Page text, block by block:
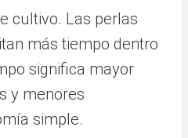
cultivo. Las perlas
más tiempo dentro
significa mayor
y menores
simple.